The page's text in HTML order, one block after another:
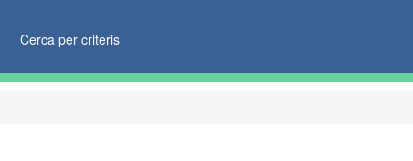
Cerca per criteris